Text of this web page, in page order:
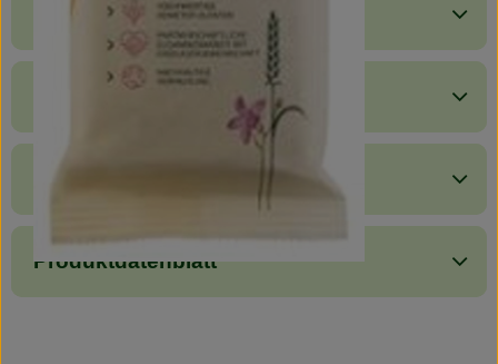
Produktinformationen
Nährwert-Info
Produktdatenblatt